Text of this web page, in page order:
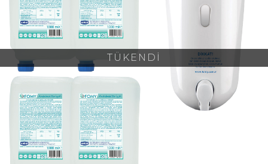
TÜKENDİ